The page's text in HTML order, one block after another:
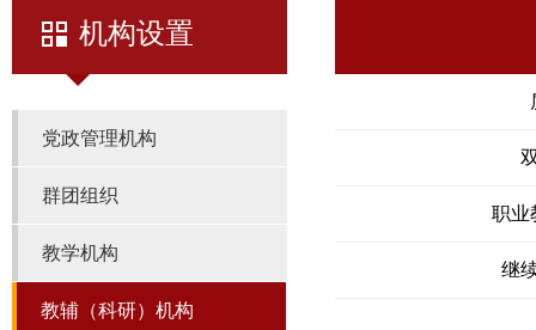
机构设置
党政管理机构
群团组织
教学机构
教辅（科研）机构
职业
继